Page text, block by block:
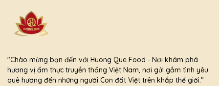
"Chào mừng bạn đến với Huong Que Food - Nơi khám phá
hương vị ẩm thực truyền thống Việt Nam, nơi gửi gắm tình yêu
quê hương đến những người Con đất Việt trên khắp thế giới."